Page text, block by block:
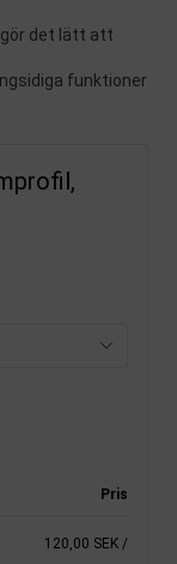
gör det lätt att
funktioner
Pris
120,00 SEK /